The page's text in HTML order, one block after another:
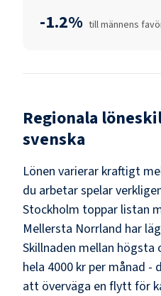
-1.2% till männens
Regionala
svenska
Lönen varierar kraftigt
du arbetar spelar
Stockholm toppar listan
Mellersta Norrland har
Skillnaden mellan högsta
hela 4000 kr per månad -
att överväga en flytt för